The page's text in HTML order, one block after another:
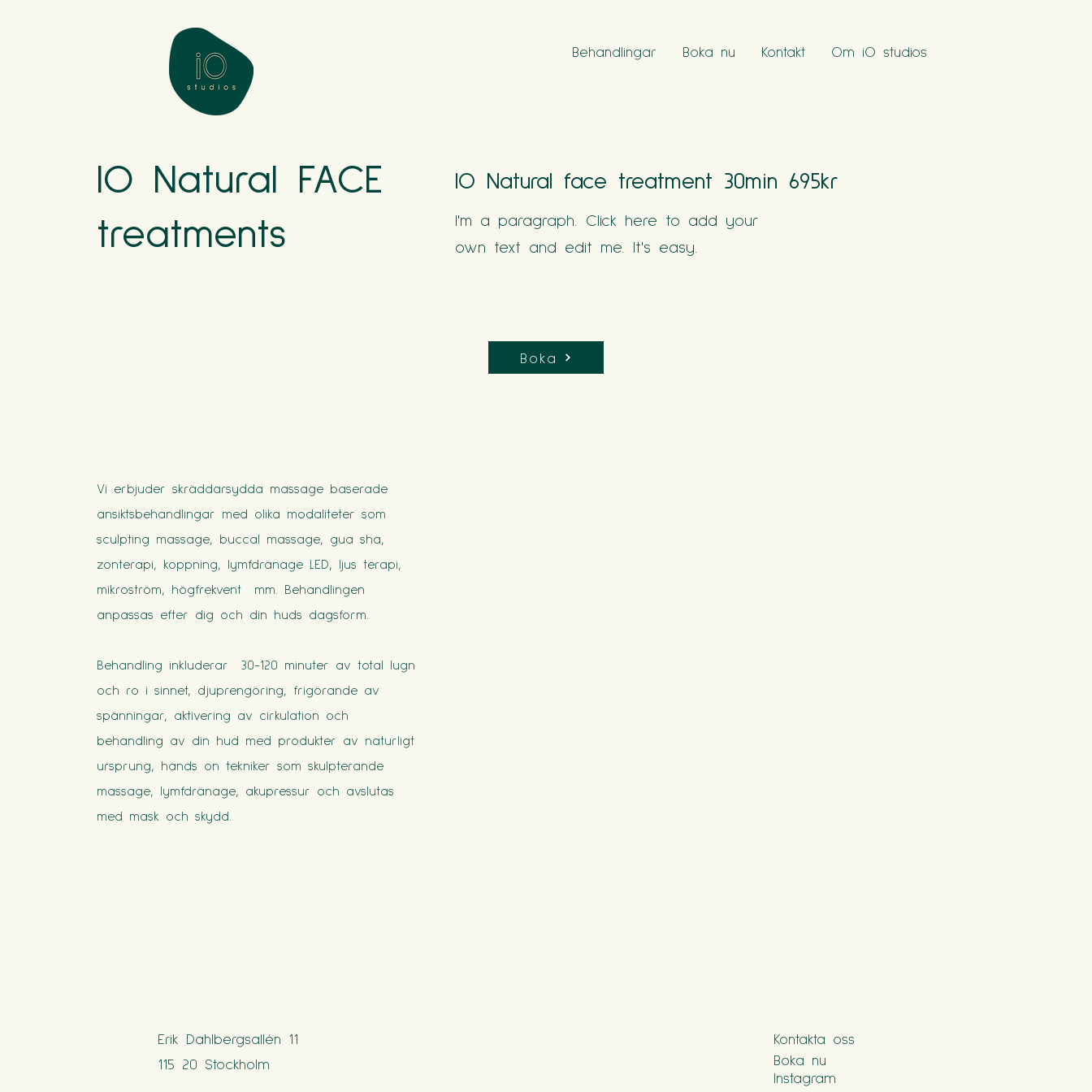
Behandlingar Boka nu Kontakt Om iO studios
IO Natural FACE
treatments
Vi erbjuder skräddarsydda massage baserade
ansiktsbehandlingar med olika modaliteter som
sculpting massage, buccal massage, gua sha,
zonterapi, koppning, lymfdränage LED, ljus terapi,
mikroström, högfrekvent mm. Behandlingen
anpassas efter dig och din huds dagsform.
Behandling inkluderar 30-120 minuter av total lugn
och ro i sinnet, djuprengöring, frigörande av
spänningar, aktivering av cirkulation och
behandling av din hud med produkter av naturligt
ursprung, hands on tekniker som skulpterande
massage, lymfdränage, akupressur och avslutas
med mask och skydd.
IO Natural face treatment 30min 695kr
I'm a paragraph. Click here to add your
own text and edit me. It's easy.
Boka
Erik Dahlbergsallén 11
115 20 Stockholm
Kontakta oss
Boka nu
Instagram